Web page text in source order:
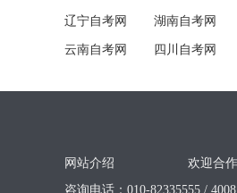
辽宁自考网 湖南自考网
云南自考网 四川自考网
网站介绍 欢迎合作
咨询电话：010-82335555 /